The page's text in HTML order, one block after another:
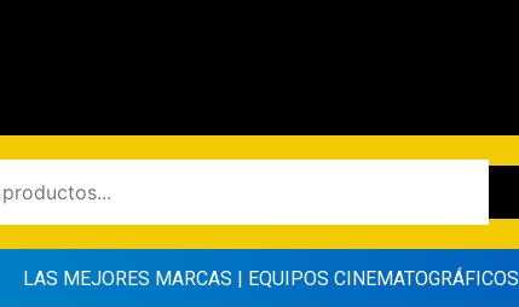
LAS MEJORES MARCAS | EQUIPOS CINEMATOGRÁFICOS